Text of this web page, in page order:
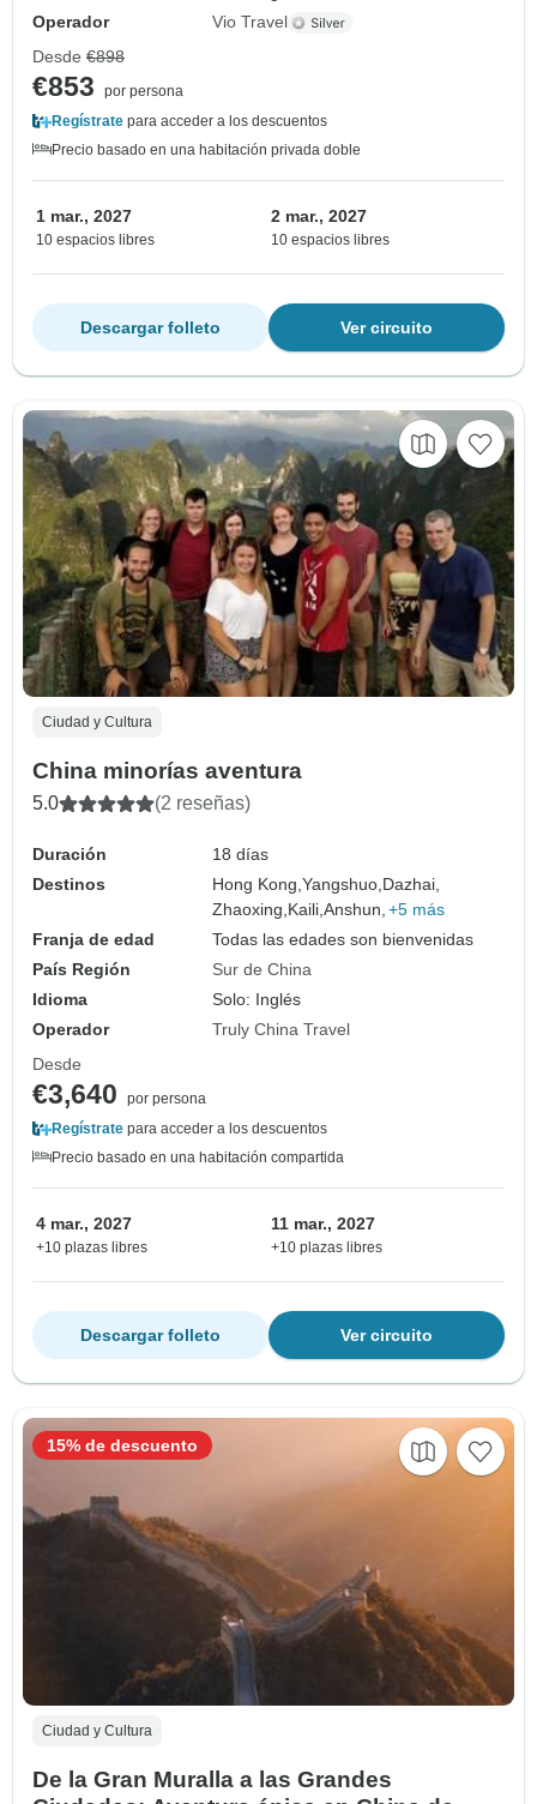
Operador
Vio Travel
Desde €898
€853
por persona
Regístrate para acceder a los descuentos
Precio basado en una habitación privada doble
1 mar., 2027
10 espacios libres
2 mar., 2027
10 espacios libres
Ver circuito
Descargar folleto
Ciudad y Cultura
China minorías aventura
5.0 (2 reseñas)
Duración
18 días
Destinos
Hong Kong,Yangshuo,Dazhai,
Zhaoxing,Kaili,Anshun, +5 más
Franja de edad
Todas las edades son bienvenidas
País Región
Sur de China
Idioma
Solo: Inglés
Operador
Truly China Travel
Desde
€3,640
por persona
Regístrate para acceder a los descuentos
Precio basado en una habitación compartida
4 mar., 2027
+10 plazas libres
11 mar., 2027
+10 plazas libres
Ver circuito
Descargar folleto
Ciudad y Cultura
De la Gran Muralla a las Grandes
15% de descuento